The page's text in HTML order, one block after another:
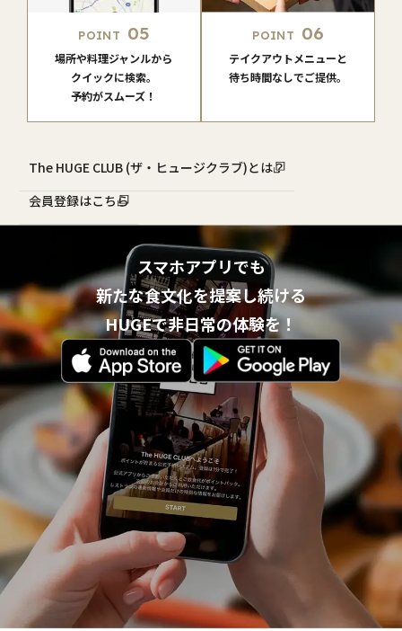
POINT 05
場所や料理ジャンルから
クイックに検索。
予約がスムーズ！
POINT 06
テイクアウトメニューと
待ち時間なしでご提供。
The HUGE CLUB (ザ・ヒュージクラブ)とは？
会員登録はこちら
スマホアプリでも
新たな食文化を提案し続ける
HUGEで非日常の体験を！